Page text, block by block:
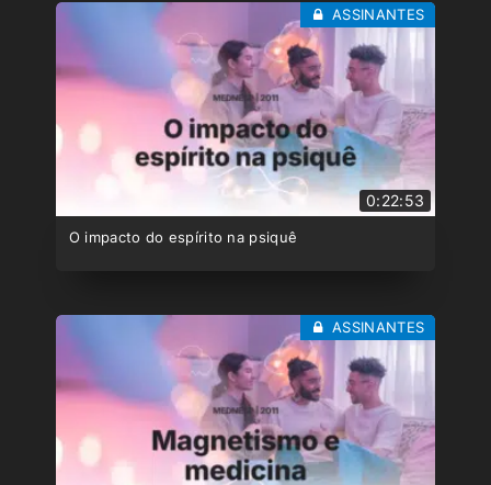
0:22:53
O impacto do espírito na psiquê
ASSINANTES
ASSINANTES